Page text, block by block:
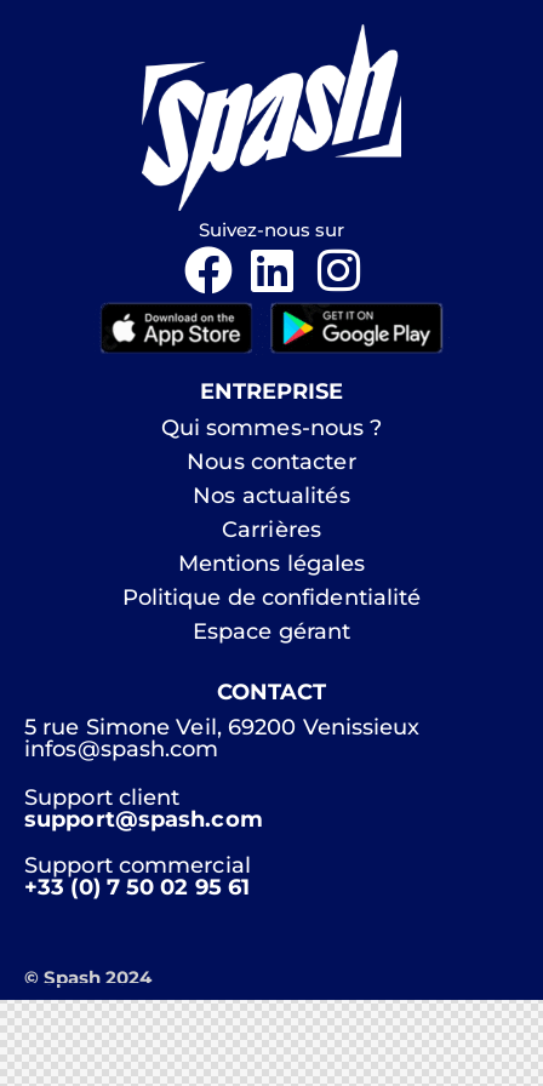
Suivez-nous sur
ENTREPRISE
Qui sommes-nous ?
Nous contacter
Nos actualités
Carrières
Mentions légales
Politique de confidentialité
Espace gérant
CONTACT
5 rue Simone Veil, 69200 Venissieux
infos@spash.com
Support client
support@spash.com
Support commercial
+33 (0) 7 50 02 95 61
© Spash 2024